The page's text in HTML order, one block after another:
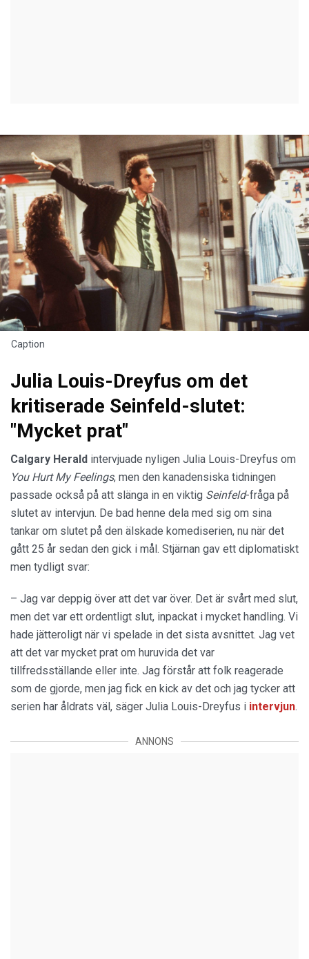
Caption
Julia Louis-Dreyfus om det
kritiserade Seinfeld-slutet:
"Mycket prat"
Calgary Herald intervjuade nyligen Julia Louis-Dreyfus om
You Hurt My Feelings, men den kanadensiska tidningen
passade också på att slänga in en viktig Seinfeld-fråga på
slutet av intervjun. De bad henne dela med sig om sina
tankar om slutet på den älskade komediserien, nu när det
gått 25 år sedan den gick i mål. Stjärnan gav ett diplomatiskt
men tydligt svar:
– Jag var deppig över att det var över. Det är svårt med slut,
men det var ett ordentligt slut, inpackat i mycket handling. Vi
hade jätteroligt när vi spelade in det sista avsnittet. Jag vet
att det var mycket prat om huruvida det var
tillfredsställande eller inte. Jag förstår att folk reagerade
som de gjorde, men jag fick en kick av det och jag tycker att
serien har åldrats väl, säger Julia Louis-Dreyfus i intervjun.
ANNONS